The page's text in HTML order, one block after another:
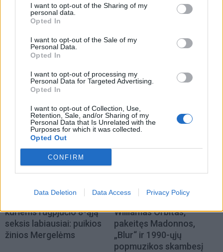
I want to opt-out of the Sharing of my
personal data.
Opted In
I want to opt-out of the Sale of my
Personal Data.
Opted In
I want to opt-out of processing my
Personal Data for Targeted Advertising.
Opted In
I want to opt-out of Collection, Use,
Retention, Sale, and/or Sharing of my
Personal Data that Is Unrelated with the
Purposes for which it was collected.
Opted Out
CONFIRM
Data Deletion Data Access Privacy Policy
NAUJI
kuriems rugpjūčio 8-ąją
seksis labiausiai: puikios
žinios Mergelėms
Žmonės
Williamas Orbitas,
pakeitęs Madonnos,
„Blur“ ir 1990-ųjų
popmuzikos skambesį